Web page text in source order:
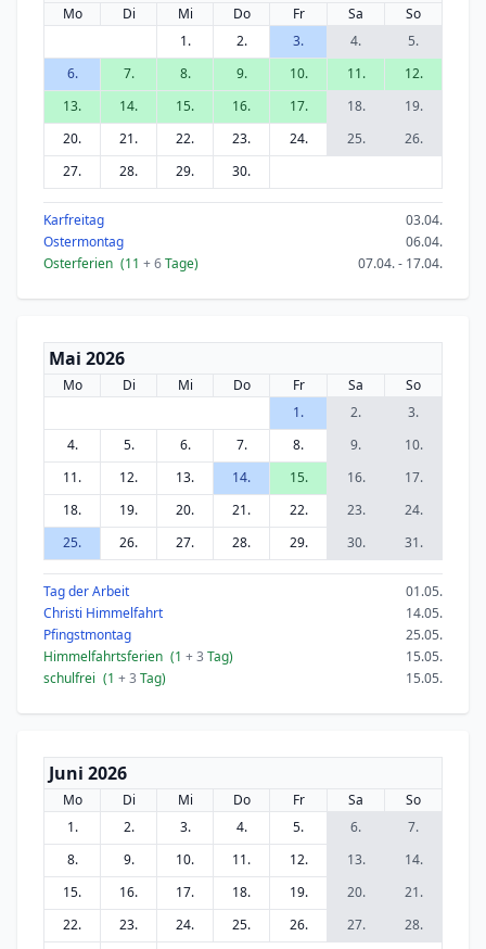
Mo Di Mi Do Fr Sa
So
1.
2. 3. 4.
5.
6.
7. 8. 9. 10. 11.
12.
13.
14. 15. 16. 17. 18.
19.
20.
21. 22. 23. 24. 25.
26.
27.
28. 29. 30.
Karfreitag
03.04.
Ostermontag
06.04.
Osterferien (11 + 6Tage) 07.04. - 17.04.
Mai 2026
Mo Di Mi Do Fr Sa
So
1.
2.
3.
4.
5. 6. 7. 8. 9.
10.
11.
12. 13. 14. 15. 16.
17.
18.
19. 20. 21. 22. 23.
24.
25.
26. 27. 28. 29. 30. 31.
Tag der Arbeit
01.05.
Christi Himmelfahrt
14.05.
Pfingstmontag
25.05.
Himmelfahrtsferien (1 + 3 Tag)
15.05.
schulfrei (1 + 3 Tag) 15.05.
Juni 2026
Mo Di Mi Do Fr Sa
So
1.
2. 3. 4. 5. 6.
7.
8.
9. 10. 11. 12. 13.
14.
15.
16. 17. 18. 19. 20.
21.
22.
23. 24. 25. 26. 27.
28.